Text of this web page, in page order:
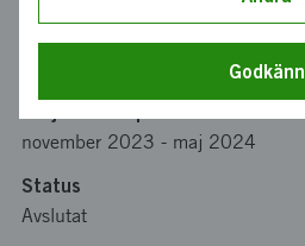
Bidrag från Vinnova
november 2023 - maj 2024
Status
Avslutat
Godkänn